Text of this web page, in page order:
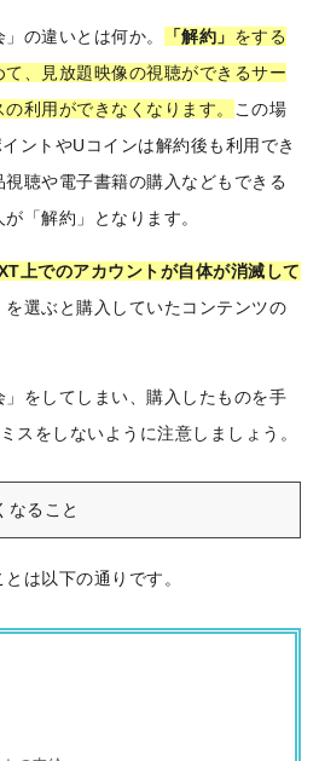
の違いとは何か。 「解約」 をする
、見放題映像の視聴ができるサー
利用ができなくなります。 この場
ントやUコインは解約後も利用でき
聴や電子書籍の購入などもできる
「解約」となります。
上でのアカウントが自体が消滅して
を選ぶと購入していたコンテンツの
」をしてしまい、購入したものを手
をしないように注意しましょう。
なること
は以下の通りです。